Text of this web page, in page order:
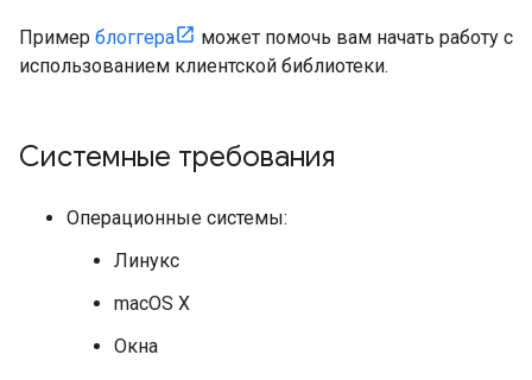
Пример блоггера
может помочь вам начать работу с
использованием клиентской библиотеки.
Системные требования
Операционные системы:
Линукс
macOS X
Окна